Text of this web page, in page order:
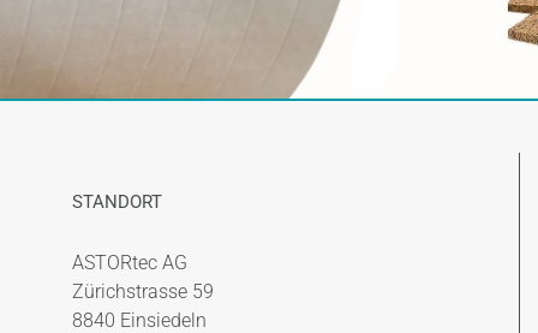
STANDORT
ASTORtec AG
Zürichstrasse 59
8840 Einsiedeln